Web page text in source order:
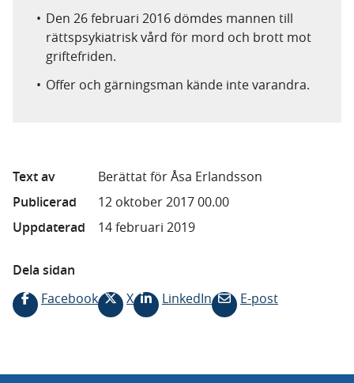
Den 26 februari 2016 dömdes mannen till
rättspsykiatrisk vård för mord och brott mot
griftefriden.
Offer och gärningsman kände inte varandra.
Text av
Berättat för Åsa Erlandsson
Publicerad
12 oktober 2017 00.00
Uppdaterad
14 februari 2019
Dela sidan
Facebook
X LinkedIn E-post